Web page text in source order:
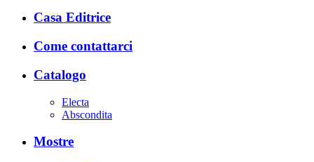
Casa Editrice
Come contattarci
Catalogo
Electa
Abscondita
Mostre